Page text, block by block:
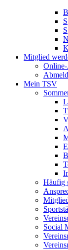
Mitglied
Mein TSV
Häufig
Social